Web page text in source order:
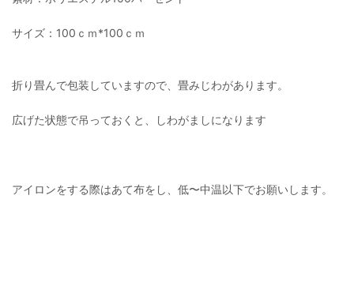
サイズ：100ｃｍ*100ｃｍ
折り畳んで包装していますので、畳みじわがあります。
広げた状態で吊っておくと、しわがましになります
アイロンをする際はあて布をし、低〜中温以下でお願いします。